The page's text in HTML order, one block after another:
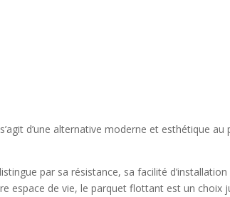
d’une alternative moderne et esthétique au
par sa résistance, sa facilité
espace de vie, le parquet flottant est un choix